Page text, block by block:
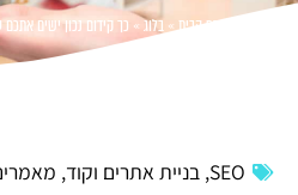
דף הבית» בלוג» כך קידום נכון ישים
SEO
, בניית אתרים וקוד,